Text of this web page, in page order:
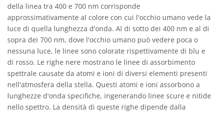
della linea tra 400 e 700 nm corrisponde
approssimativamente al colore con cui l'occhio umano vede la
luce di quella lunghezza d'onda. Al di sotto dei 400 nm e al di
sopra dei 700 nm, dove l'occhio umano può vedere poca o
nessuna luce, le linee sono colorate rispettivamente di blu e
di rosso. Le righe nere mostrano le linee di assorbimento
spettrale causate da atomi e ioni di diversi elementi presenti
nell'atmosfera della stella. Questi atomi e ioni assorbono a
lunghezze d'onda specifiche, ingenerando linee scure e nitide
nello spettro. La densità di queste righe dipende dalla